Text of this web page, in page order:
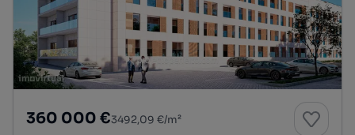
360 000 €3492,09 €/m²